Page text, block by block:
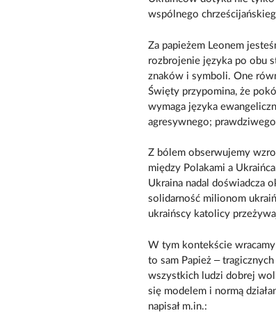
wspólnego
Za papieżem Leonem
rozbrojenie języka po obu
znaków i symboli. One
Święty przypomina, że
wymaga języka
agresywnego;
Z bólem obserwujemy
między Polakami a
Ukraina nadal doświadcza
solidarność milionom
ukraińscy katolicy
W tym kontekście wracamy
to sam Papież –
wszystkich ludzi dobrej
się modelem i normą
napisał m.in.: